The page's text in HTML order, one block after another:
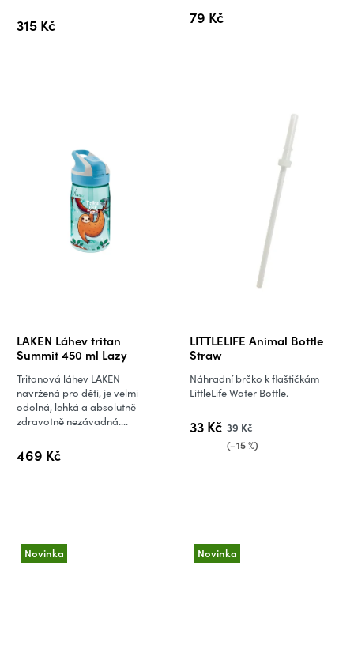
315 Kč
5
79 Kč
LAKEN Láhev tritan
Summit 450 ml Lazy
469 Kč
Tritanová láhev LAKEN
navržená pro děti, je velmi
odolná, lehká a absolutně
zdravotně nezávadná....
LITTLELIFE Animal Bottle
Straw
33 Kč 39 Kč
(–15 %)
Náhradní brčko k flaštičkám
LittleLife Water Bottle.
Novinka Novinka